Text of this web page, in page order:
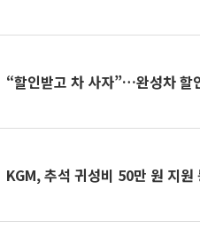
“할인받고 차 사자”…완성차 할
KGM, 추석 귀성비 50만 원 지원